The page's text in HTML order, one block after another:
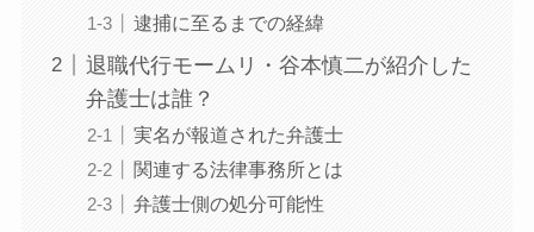
逮捕に至るまでの経緯
退職代行モームリ・谷本慎二が紹介した
弁護士は誰？
実名が報道された弁護士
関連する法律事務所とは
弁護士側の処分可能性